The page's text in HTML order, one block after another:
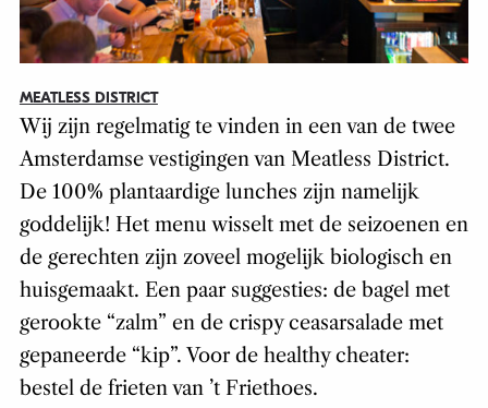
MEATLESS DISTRICT
Wij zijn regelmatig te vinden in een van de twee
Amsterdamse vestigingen van Meatless District.
De 100% plantaardige lunches zijn namelijk
goddelijk! Het menu wisselt met de seizoenen en
de gerechten zijn zoveel mogelijk biologisch en
huisgemaakt. Een paar suggesties: de bagel met
gerookte “zalm” en de crispy ceasarsalade met
gepaneerde “kip”. Voor de healthy cheater:
bestel de frieten van ’t Friethoes.